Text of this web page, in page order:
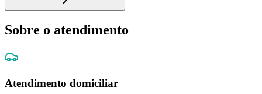
Sobre o atendimento
Atendimento domiciliar